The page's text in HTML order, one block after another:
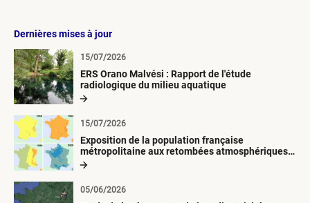
Dernières mises à jour
ERS Orano Malvési : Rapport de l'étude
radiologique du milieu aquatique
15/07/2026
Exposition de la population française
métropolitaine aux retombées atmosphériques
radioactives depuis 1945
15/07/2026
05/06/2026